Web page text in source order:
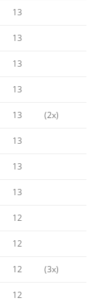
13
13
13
13
13 (2x)
13
13
13
12
12
12 (3x)
12